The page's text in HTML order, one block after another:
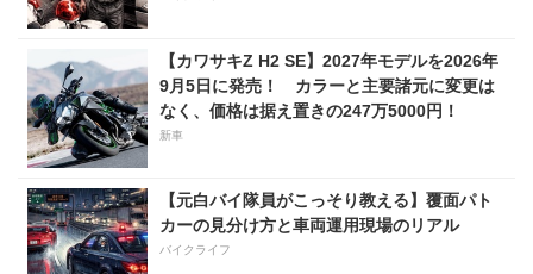
【カワサキZ H2 SE】2027年モデルを2026年
9月5日に発売！ カラーと主要諸元に変更は
なく、価格は据え置きの247万5000円！
新車
【元白バイ隊員がこっそり教える】覆面パト
カーの見分け方と車両運用現場のリアル
バイクライフ